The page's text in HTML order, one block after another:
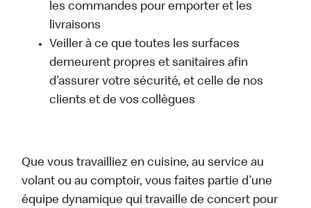
les commandes pour emporter et les
livraisons
Veiller à ce que toutes les surfaces
demeurent propres et sanitaires afin
d’assurer votre sécurité, et celle de nos
clients et de vos collègues
Que vous travailliez en cuisine, au service au
volant ou au comptoir, vous faites partie d’une
équipe dynamique qui travaille de concert pour